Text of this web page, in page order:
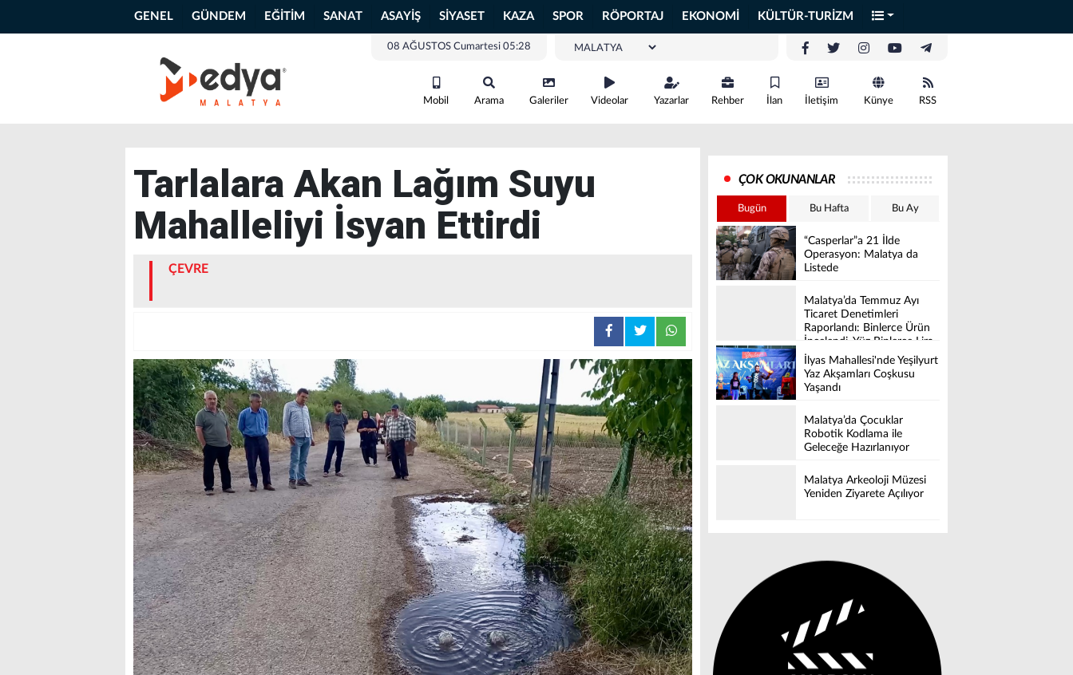
GENEL GÜNDEM EĞİTİM SANAT ASAYİŞ SİYASET KAZA SPOR RÖPORTAJ EKONOMİ KÜLTÜR-TURİZM
08 AĞUSTOS Cumartesi 05:28
Mobil Arama Galeriler Videolar Yazarlar Rehber İlan İletişim Künye RSS
Tarlalara Akan Lağım Suyu
Mahalleliyi İsyan Ettirdi
ÇEVRE
ÇOK OKUNANLAR
Bugün Bu Hafta Bu Ay
“Casperlar”a 21 İlde
Operasyon: Malatya da
Listede
Malatya’da Temmuz Ayı
Ticaret Denetimleri
Raporlandı: Binlerce Ürün
İncelendi, Yüz Binlerce Lira
Cez Kesildi
İlyas Mahallesi'nde Yeşilyurt
Yaz Akşamları Coşkusu
Yaşandı
Malatya’da Çocuklar
Robotik Kodlama ile
Geleceğe Hazırlanıyor
Malatya Arkeoloji Müzesi
Yeniden Ziyarete Açılıyor